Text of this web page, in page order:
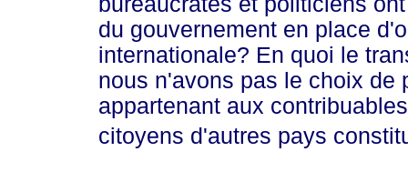
du gouvernement en place
internationale? En quoi le
nous n'avons pas le choix de
appartenant aux
citoyens d'autres pays